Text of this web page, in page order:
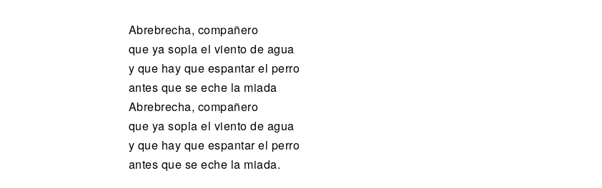
Abrebrecha, compañero
que ya sopla el viento de agua
y que hay que espantar el perro
antes que se eche la miada
Abrebrecha, compañero
que ya sopla el viento de agua
y que hay que espantar el perro
antes que se eche la miada.